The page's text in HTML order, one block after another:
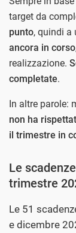
target da
punto, quindi a
ancora in corso
realizzazione.
completate.
In altre parole:
non ha
il trimestre in
Le
trimestre
Le 51
e dicembre